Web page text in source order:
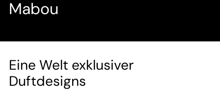
Mabou
Eine Welt exklusiver
Duftdesigns